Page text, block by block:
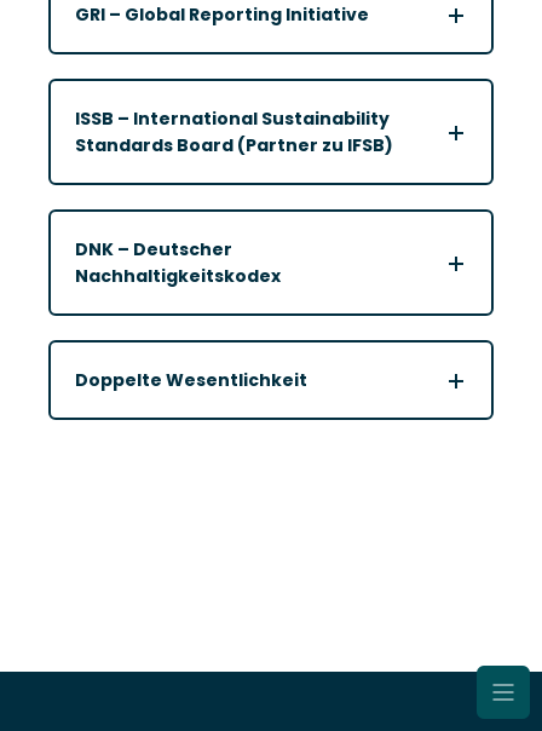
GRI – Global Reporting Initiative
ISSB – International Sustainability
Standards Board (Partner zu IFSB)
DNK – Deutscher
Nachhaltigkeitskodex
Doppelte Wesentlichkeit